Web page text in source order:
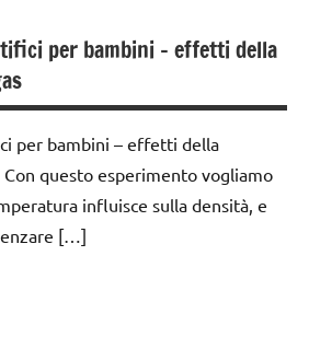
per bambini – effetti della
per bambini – effetti della
questo esperimento vogliamo
influisce sulla densità, e
[…]